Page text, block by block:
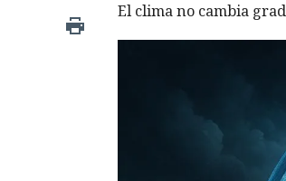
El clima no cambia